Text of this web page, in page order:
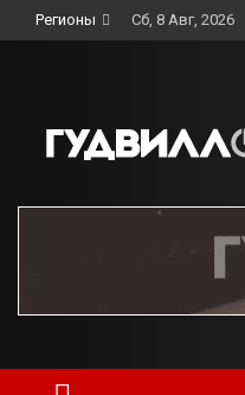
to
Регионы Сб, 8 Авг, 2026